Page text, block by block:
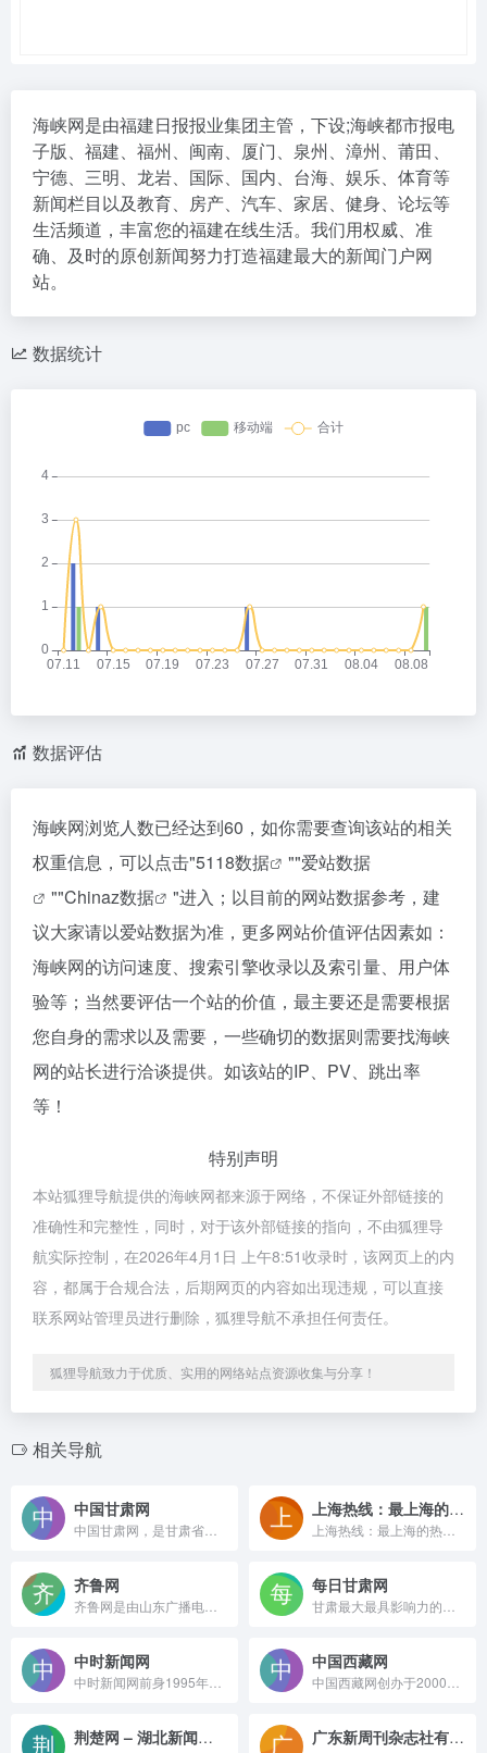
海峡网是由福建日报报业集团主管，下设;海峡都市报电
子版、福建、福州、闽南、厦门、泉州、漳州、莆田、
宁德、三明、龙岩、国际、国内、台海、娱乐、体育等
新闻栏目以及教育、房产、汽车、家居、健身、论坛等
生活频道，丰富您的福建在线生活。我们用权威、准
确、及时的原创新闻努力打造福建最大的新闻门户网
站。
数据统计
数据评估
海峡网浏览人数已经达到60，如你需要查询该站的相关
权重信息，可以点击"5118数据 ""爱站数据
""Chinaz数据
"进入；以目前的网站数据参考，建
议大家请以爱站数据为准，更多网站价值评估因素如：
海峡网的访问速度、搜索引擎收录以及索引量、用户体
验等；当然要评估一个站的价值，最主要还是需要根据
您自身的需求以及需要，一些确切的数据则需要找海峡
网的站长进行洽谈提供。如该站的IP、PV、跳出率
等！
特别声明
本站狐狸导航提供的海峡网都来源于网络，不保证外部链接的
准确性和完整性，同时，对于该外部链接的指向，不由狐狸导
航实际控制，在2026年4月1日 上午8:51收录时，该网页上的内
容，都属于合规合法，后期网页的内容如出现违规，可以直接
联系网站管理员进行删除，狐狸导航不承担任何责任。
狐狸导航致力于优质、实用的网络站点资源收集与分享！
相关导航
中国甘肃网 上海热线：最上海的热线！
齐鲁网 每日甘肃网
中时新闻网 中国西藏网
荆楚网 – 湖北新闻门户 广东新周刊杂志社有限公司